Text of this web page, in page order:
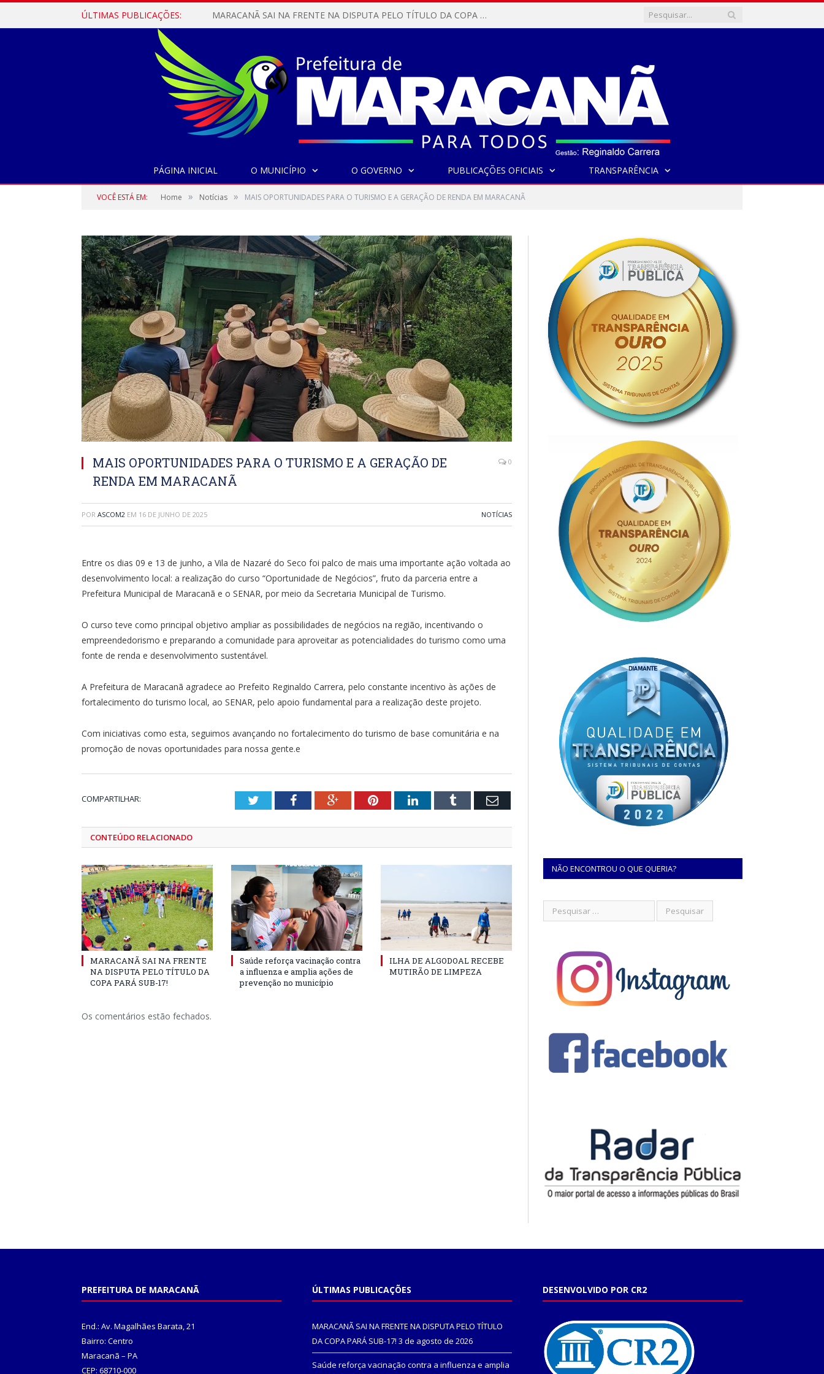
ÚLTIMAS PUBLICAÇÕES: MARACANÃ SAI NA FRENTE NA DISPUTA PELO TÍTULO DA COPA PARÁ SUB-17!
PÁGINA INICIAL O MUNICÍPIO O GOVERNO PUBLICAÇÕES OFICIAIS TRANSPARÊNCIA
VOCÊ ESTÁ EM: Home » Notícias » MAIS OPORTUNIDADES PARA O TURISMO E A GERAÇÃO DE RENDA EM MARACANÃ
MAIS OPORTUNIDADES PARA O TURISMO E A GERAÇÃO DE
RENDA EM MARACANÃ
0
POR ASCOM2 EM 16 DE JUNHO DE 2025 NOTÍCIAS
Entre os dias 09 e 13 de junho, a Vila de Nazaré do Seco foi palco de mais uma importante ação voltada ao
desenvolvimento local: a realização do curso “Oportunidade de Negócios”, fruto da parceria entre a
Prefeitura Municipal de Maracanã e o SENAR, por meio da Secretaria Municipal de Turismo.
O curso teve como principal objetivo ampliar as possibilidades de negócios na região, incentivando o
empreendedorismo e preparando a comunidade para aproveitar as potencialidades do turismo como uma
fonte de renda e desenvolvimento sustentável.
A Prefeitura de Maracanã agradece ao Prefeito Reginaldo Carrera, pelo constante incentivo às ações de
fortalecimento do turismo local, ao SENAR, pelo apoio fundamental para a realização deste projeto.
Com iniciativas como esta, seguimos avançando no fortalecimento do turismo de base comunitária e na
promoção de novas oportunidades para nossa gente.e
COMPARTILHAR: TwitterFacebookGoogle+PinterestLinkedInTumblr Email
CONTEÚDO RELACIONADO
MARACANÃ SAI NA FRENTE
NA DISPUTA PELO TÍTULO DA
COPA PARÁ SUB-17!
Saúde reforça vacinação contra
a influenza e amplia ações de
prevenção no município
ILHA DE ALGODOAL RECEBE
MUTIRÃO DE LIMPEZA
Os comentários estão fechados.
NÃO ENCONTROU O QUE QUERIA?
PREFEITURA DE MARACANÃ
End.: Av. Magalhães Barata, 21
Bairro: Centro
Maracanã – PA
CEP: 68710-000
ÚLTIMAS PUBLICAÇÕES
MARACANÃ SAI NA FRENTE NA DISPUTA PELO TÍTULO
DA COPA PARÁ SUB-17! 3 de agosto de 2026
Saúde reforça vacinação contra a influenza e amplia
DESENVOLVIDO POR CR2